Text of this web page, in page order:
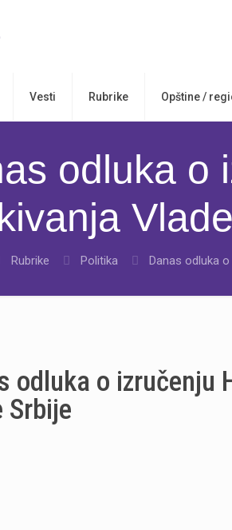
Vesti Rubrike Opštine /
odluka o
Rubrike Politika Danas odluka
odluka o izručenju
Srbije